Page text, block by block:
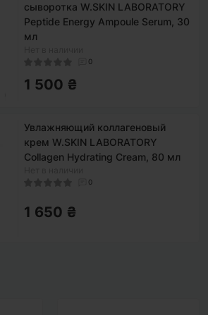
сыворотка W.SKIN LABORATORY
Peptide Energy Ampoule Serum, 30
мл
0
1 500 ₴
Увлажняющий коллагеновый
крем W.SKIN LABORATORY
Collagen Hydrating Cream, 80 мл
0
1 650 ₴